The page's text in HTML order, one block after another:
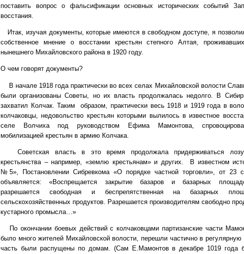
поставить вопрос о фальсификации основных исторических событий
восстания.
Итак, изучая документы, которые имеются в свободном доступе, я
собственное мнение о восстании крестьян степного Алтая,
нынешнего Михайловского района в 1920 году.
О чем говорят документы?
В начале 1918 года практически во всех селах Михайловской волости
были организованы Советы, но их власть продолжалась недолго. В
захватил Колчак. Таким
образом, практически весь 1918 и 1919 года в
колчаковцы, недовольство крестьян которыми вылилось в известное
селе Волчиха под руководством Ефима Мамонтова,
мобилизацией крестьян в армию Колчака.
Советская власть в это время продолжала придерживаться
крестьянства – например, «землю крестьянам» и других.
В известном
№5», Постановлении Сибревкома «О порядке частной торговли», от 23
объявляется:
«Воспрещается закрытие базаров и базарных
разрешается свободная и беспрепятственная на базарных
сельскохозяйственных продуктов. Разрешается производителям свободно
кустарного промысла…»
По окончании боевых действий с колчаковцами партизанские части
было много жителей Михайловской волости, перешли частично в
часть были распущены по домам. (Сам Е.Мамонтов в декабре 1019 года